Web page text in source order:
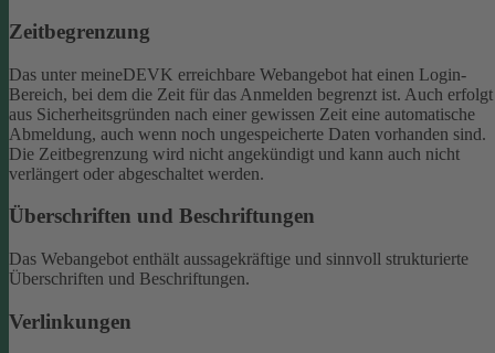
Zeitbegrenzung
Das unter meineDEVK erreichbare Webangebot hat einen Login-
Bereich, bei dem die Zeit für das Anmelden begrenzt ist. Auch erfolgt
aus Sicherheitsgründen nach einer gewissen Zeit eine automatische
Abmeldung, auch wenn noch ungespeicherte Daten vorhanden sind.
Die Zeitbegrenzung wird nicht angekündigt und kann auch nicht
verlängert oder abgeschaltet werden.
Überschriften und Beschriftungen
Das Webangebot enthält aussagekräftige und sinnvoll strukturierte
Überschriften und Beschriftungen.
Verlinkungen